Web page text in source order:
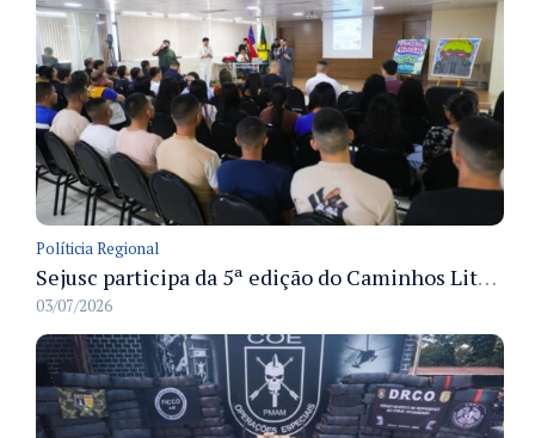
Políticia Regional
Sejusc participa da 5ª edição do Caminhos Literários com foco na cultura hip-hop nas unidades socioeducativas
03/07/2026